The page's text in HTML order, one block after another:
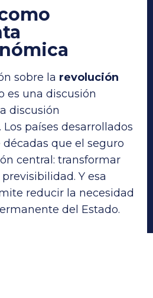
sobre la revolución
es una discusión
discusión
países desarrollados
que el seguro
central: transformar
Y esa
reducir la necesidad
del Estado.